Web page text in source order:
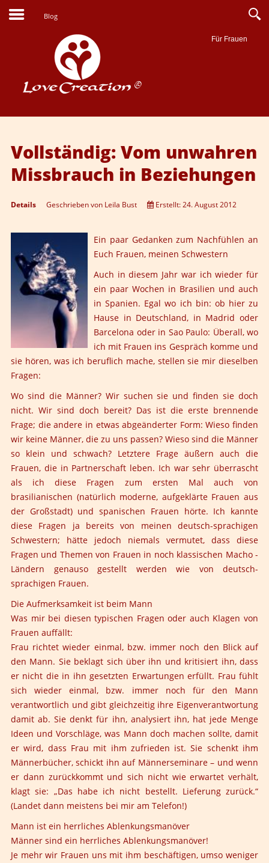
Blog
Für Frauen
Suche
Vollständig: Vom unwahren
Missbrauch in Beziehungen
Details Geschrieben von Leila Bust Erstellt: 24. August 2012
Ein paar Gedanken zum Nachfühlen an
Euch Frauen, meinen Schwestern
Auch in diesem Jahr war ich wieder für
ein paar Wochen in Brasilien und auch
in Spanien. Egal wo ich bin: ob hier zu
Hause in Deutschland, in Madrid oder
Barcelona oder in Sao Paulo: Überall, wo
ich mit Frauen ins Gespräch komme und
sie hören, was ich beruflich mache, stellen sie mir dieselben
Fragen:
Wo sind die Männer? Wir suchen sie und finden sie doch
nicht. Wir sind doch bereit? Das ist die erste brennende
Frage; die andere in etwas abgeänderter Form: Wieso finden
wir keine Männer, die zu uns passen? Wieso sind die Männer
so klein und schwach? Letztere Frage äußern auch die
Frauen, die in Partnerschaft leben. Ich war sehr überrascht
als ich diese Fragen zum ersten Mal auch von
brasilianischen (natürlich moderne, aufgeklärte Frauen aus
der Großstadt) und spanischen Frauen hörte. Ich kannte
diese Fragen ja bereits von meinen deutsch-sprachigen
Schwestern; hätte jedoch niemals vermutet, dass diese
Fragen und Themen von Frauen in noch klassischen Macho -
Ländern genauso gestellt werden wie von deutsch-
sprachigen Frauen.
Die Aufmerksamkeit ist beim Mann
Was mir bei diesen typischen Fragen oder auch Klagen von
Frauen auffällt:
Frau richtet wieder einmal, bzw. immer noch den Blick auf
den Mann. Sie beklagt sich über ihn und kritisiert ihn, dass
er nicht die in ihn gesetzten Erwartungen erfüllt. Frau fühlt
sich wieder einmal, bzw. immer noch für den Mann
verantwortlich und gibt gleichzeitig ihre Eigenverantwortung
damit ab. Sie denkt für ihn, analysiert ihn, hat jede Menge
Ideen und Vorschläge, was Mann doch machen sollte, damit
er wird, dass Frau mit ihm zufrieden ist. Sie schenkt ihm
Männerbücher, schickt ihn auf Männerseminare – und wenn
er dann zurückkommt und sich nicht wie erwartet verhält,
klagt sie: „Das habe ich nicht bestellt. Lieferung zurück.“
(Landet dann meistens bei mir am Telefon!)
Mann ist ein herrliches Ablenkungsmanöver
Männer sind ein herrliches Ablenkungsmanöver!
Je mehr wir Frauen uns mit ihm beschäftigen, umso weniger